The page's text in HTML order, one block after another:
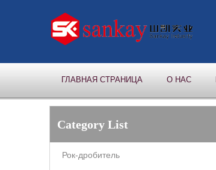
ГЛАВНАЯ СТРАНИЦА О НАС
Category List
Рок-дробитель